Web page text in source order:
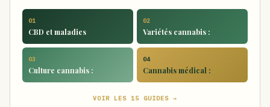
01
CBD et maladies
02
Variétés cannabis :
03
Culture cannabis :
04
Cannabis médical :
VOIR LES 15 GUIDES →